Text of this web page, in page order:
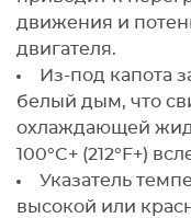
движения и
двигателя.
Из-под капота
белый дым, что
охлаждающей
100°C+ (212°F+)
Указатель
высокой или